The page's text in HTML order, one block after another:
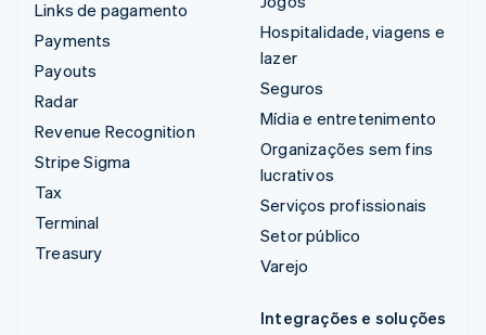
Links de pagamento
Payments
Payouts
Radar
Revenue Recognition
Stripe Sigma
Tax
Terminal
Treasury
Hospitalidade, viagens e
lazer
Seguros
Mídia e entretenimento
Organizações sem fins
lucrativos
Serviços profissionais
Setor público
Varejo
Integrações e soluções